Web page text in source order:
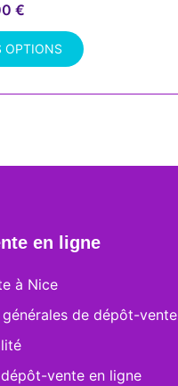
€
OPTIONS
en ligne
à Nice
de dépôt-vente
vente en ligne